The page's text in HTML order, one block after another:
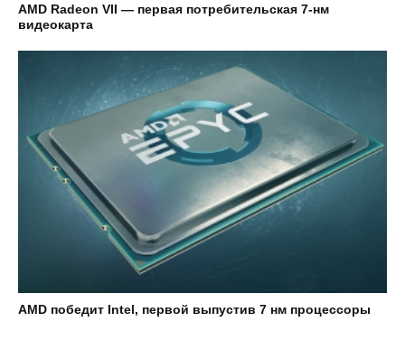
AMD Radeon VII — первая потребительская 7-нм
видеокарта
AMD победит Intel, первой выпустив 7 нм процессоры